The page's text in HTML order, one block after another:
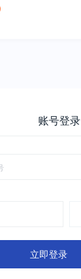
账号登录
立即登录